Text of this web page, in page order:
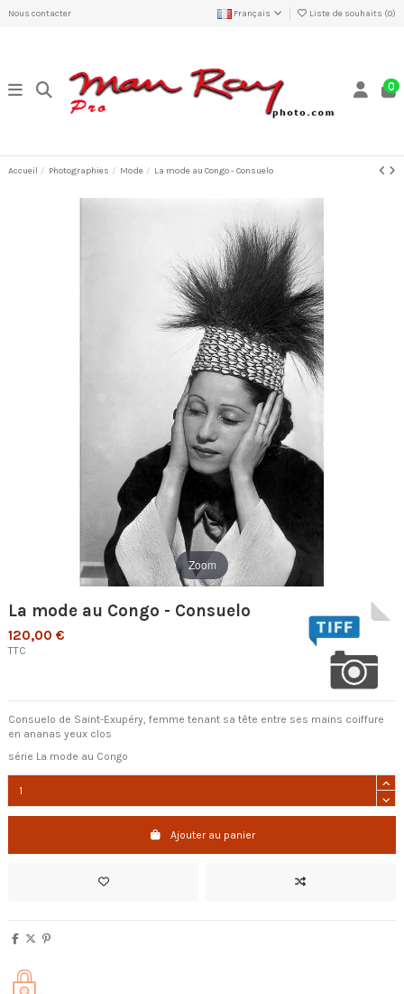
Nous contacter Français Liste de souhaits (0)
0
Accueil Photographies Mode La mode au Congo - Consuelo
Zoom
La mode au Congo - Consuelo
120,00 €
TTC
Consuelo de Saint-Exupéry, femme tenant sa tête entre ses mains coiffure
en ananas yeux clos
série La mode au Congo
Ajouter au panier